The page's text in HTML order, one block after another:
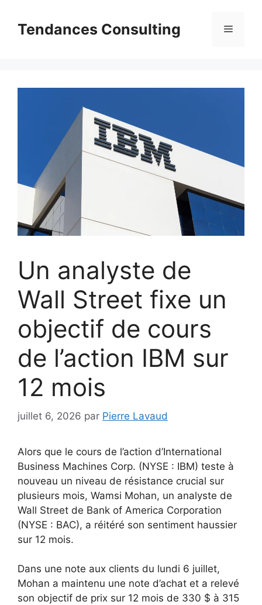
contenuTendances Consulting Menu
Un analyste de
Wall Street fixe un
objectif de cours
de l’action IBM sur
12 mois
juillet 6, 2026 par Pierre Lavaud
Alors que le cours de l’action d’International
Business Machines Corp. (NYSE : IBM) teste à
nouveau un niveau de résistance crucial sur
plusieurs mois, Wamsi Mohan, un analyste de
Wall Street de Bank of America Corporation
(NYSE : BAC), a réitéré son sentiment haussier
sur 12 mois.
Dans une note aux clients du lundi 6 juillet,
Mohan a maintenu une note d’achat et a relevé
son objectif de prix sur 12 mois de 330 $ à 315